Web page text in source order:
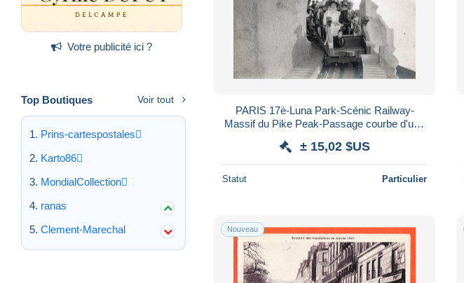
Votre publicité ici ?
Top Boutiques Voir tout
Prins-cartespostales
Karto86
MondialCollection
ranas
Clement-Marechal
PARIS 17è-Luna Park-Scénic Railway-
Massif du Pike Peak-Passage courbe d'une
± 15,02 $US
Statut Particulier
Nouveau